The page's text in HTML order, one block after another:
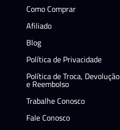
Como Comprar
Afiliado
Blog
Política de Privacidade
Política de Troca, Devolução
e Reembolso
Trabalhe Conosco
Fale Conosco